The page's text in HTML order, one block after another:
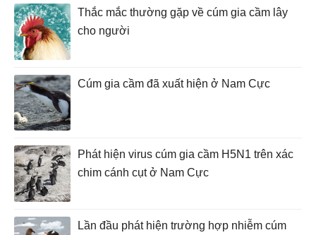
Thắc mắc thường gặp về cúm gia cầm lây
cho người
Cúm gia cầm đã xuất hiện ở Nam Cực
Phát hiện virus cúm gia cầm H5N1 trên xác
chim cánh cụt ở Nam Cực
Lần đầu phát hiện trường hợp nhiễm cúm